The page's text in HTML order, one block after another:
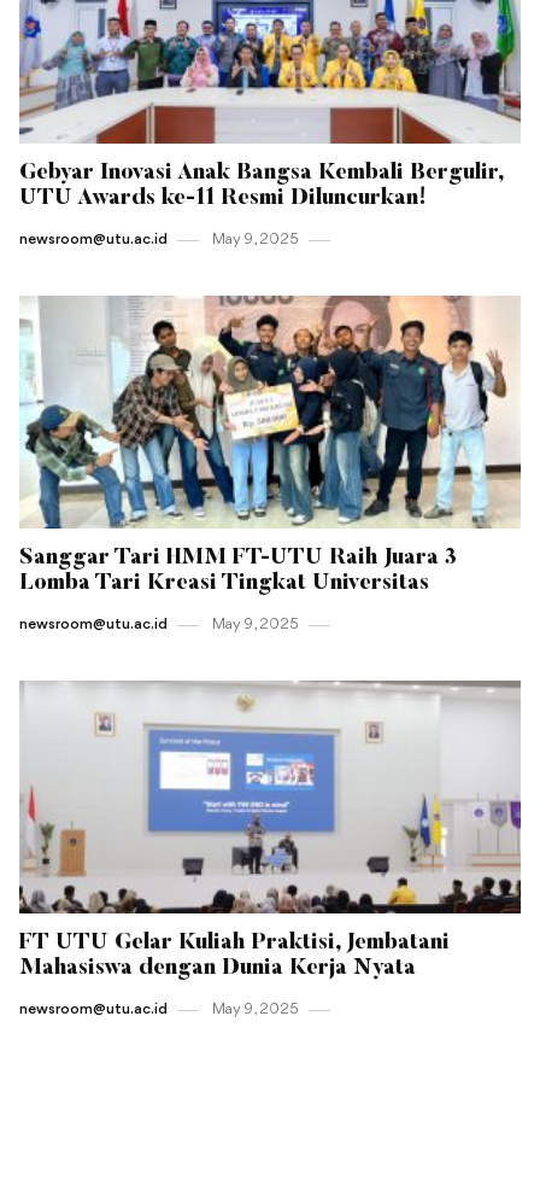
Gebyar Inovasi Anak Bangsa Kembali Bergulir,
UTU Awards ke-11 Resmi Diluncurkan!
newsroom@utu.ac.id May 9 , 2025
Sanggar Tari HMM FT-UTU Raih Juara 3
Lomba Tari Kreasi Tingkat Universitas
newsroom@utu.ac.id May 9 , 2025
FT UTU Gelar Kuliah Praktisi, Jembatani
Mahasiswa dengan Dunia Kerja Nyata
newsroom@utu.ac.id May 9 , 2025